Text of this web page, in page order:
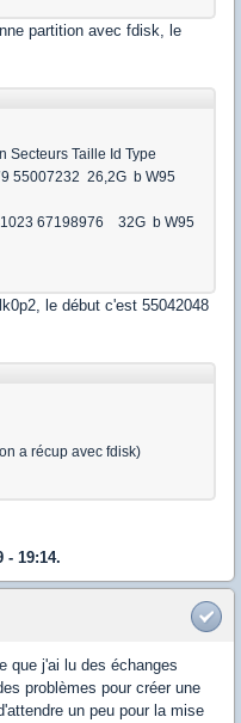
partition avec fdisk, le
Taille Id Type
26,2G b W95
67198976 32G b W95
le début c'est 55042048
a récup avec fdisk)
- 19:14.
que j'ai lu des échanges
problèmes pour créer une
un peu pour la mise